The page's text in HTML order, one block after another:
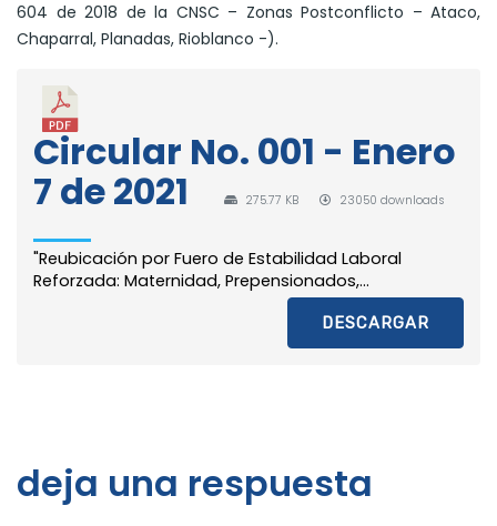
604 de 2018 de la CNSC – Zonas Postconflicto – Ataco,
Chaparral, Planadas, Rioblanco -).
Circular No. 001 - Enero
7 de 2021
275.77 KB 23050 downloads
"Reubicación por Fuero de Estabilidad Laboral
Reforzada: Maternidad, Prepensionados,...
DESCARGAR
deja una respuesta